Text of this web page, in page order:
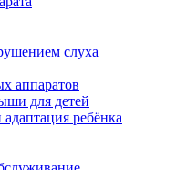
слуха
аппаратов
для детей
ребёнка